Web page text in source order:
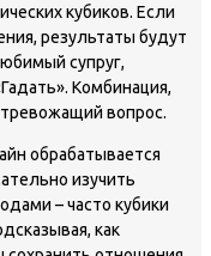
кубиков. Если
результаты будут
супруг,
Комбинация,
тревожащий вопрос.
обрабатывается
изучить
– часто кубики
как